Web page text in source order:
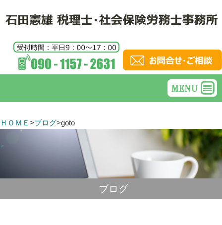
ＨＯＭＥ >ブログ>goto
ブログ